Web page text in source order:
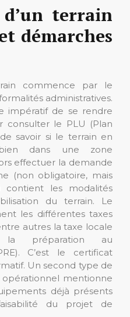
terrain
démarches
commence par le
administratives.
impératif de se rendre
consulter le PLU (Plan
savoir si le terrain en
dans une zone
effectuer la demande
(non obligatoire, mais
contient les modalités
du terrain. Le
les différentes taxes
autres la taxe locale
la préparation au
C’est le certificat
Un second type de
mentionne
déjà présents
du projet de